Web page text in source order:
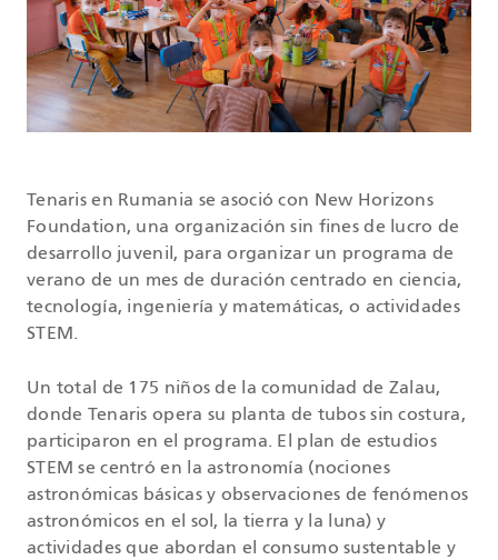
Tenaris en Rumania se asoció con New Horizons
Foundation, una organización sin fines de lucro de
desarrollo juvenil, para organizar un programa de
verano de un mes de duración centrado en ciencia,
tecnología, ingeniería y matemáticas, o actividades
STEM.
Un total de 175 niños de la comunidad de Zalau,
donde Tenaris opera su planta de tubos sin costura,
participaron en el programa. El plan de estudios
STEM se centró en la astronomía (nociones
astronómicas básicas y observaciones de fenómenos
astronómicos en el sol, la tierra y la luna) y
actividades que abordan el consumo sustentable y